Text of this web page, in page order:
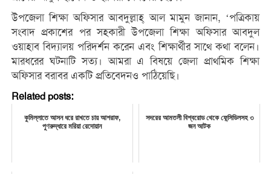
উপজেলা শিক্ষা অফিসার আবদুল্লাহ্ আল মামুন জানান, ‘পত্রিকায়
সংবাদ প্রকাশের পর সহকারী উপজেলা শিক্ষা অফিসার আবদুল
ওয়াহাব বিদ্যালয় পরিদর্শন করেন এবং শিক্ষার্থীর সাথে কথা বলেন।
মারধরের ঘটনাটি সত্য। আমরা এ বিষয়ে জেলা প্রাথমিক শিক্ষা
অফিসার বরাবর একটি প্রতিবেদনও পাঠিয়েছি।
Related posts:
কুমিল্লাতে আসন ধরে রাখতে চায় আশরাফ,
পুণরুদ্ধারে মরিয়া রেদোয়ান
সদরের আমতলী বিশ্বরোড থেকে ফেন্সিডিলসহ ৩
জন আটক